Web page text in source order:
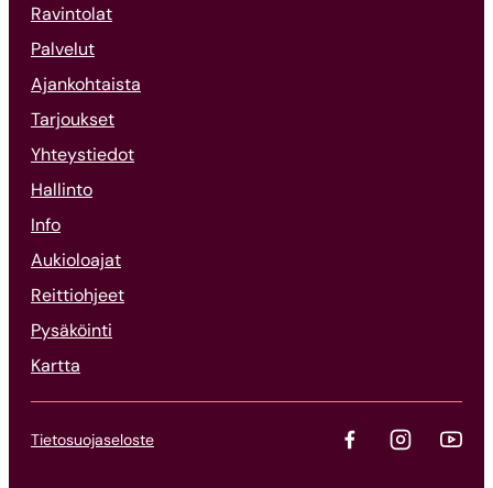
Ravintolat
Palvelut
Ajankohtaista
Tarjoukset
Yhteystiedot
Hallinto
Info
Aukioloajat
Reittiohjeet
Pysäköinti
Kartta
Tietosuojaseloste